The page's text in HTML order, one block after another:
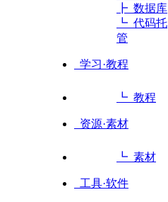
┣ 数据库
┗ 代码托
管
学习·教程
┗ 教程
资源·素材
┗ 素材
工具·软件